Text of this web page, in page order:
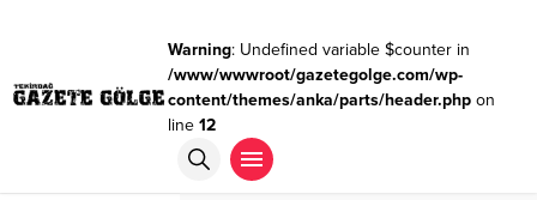
Warning: Undefined variable $counter in
/www/wwwroot/gazetegolge.com/wp-
content/themes/anka/parts/header.phpon
line 12